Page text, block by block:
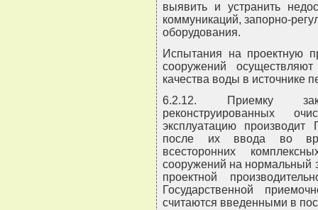
выявить и устранить
коммуникаций, запорно-
оборудования.
Испытания на проектную
сооружений
качества воды в источнике
6.2.12. Приемку
реконструированных
эксплуатацию производит
после их ввода во
всесторонних
сооружений на нормальный
проектной
Государственной
считаются введенными в